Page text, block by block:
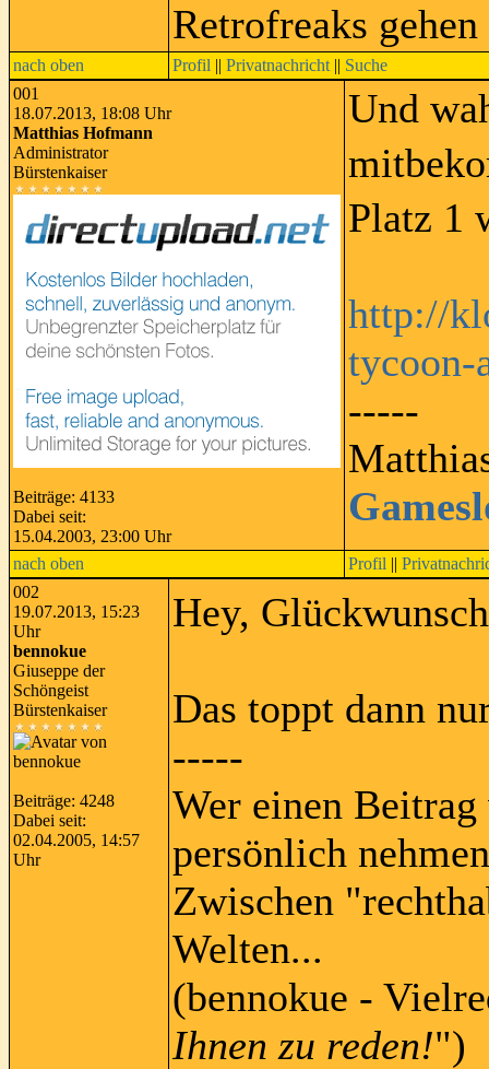
Retrofreaks
nach oben Profil || Privatnachricht || Suche
001
18.07.2013, 18:08 Uhr
Matthias Hofmann
Administrator
Bürstenkaiser
Beiträge: 4133
Dabei seit:
15.04.2003, 23:00 Uhr
Und
Platz 1
http://
tycoon-
-----
nach oben Profil ||
002
19.07.2013, 15:23
Uhr
bennokue
Giuseppe der
Schöngeist
Bürstenkaiser
Beiträge: 4248
Dabei seit:
02.04.2005, 14:57
Uhr
Hey,
Das toppt dann
-----
Wer einen
persönlich
Zwischen
Welten...
(bennokue -
Ihnen zu reden!")